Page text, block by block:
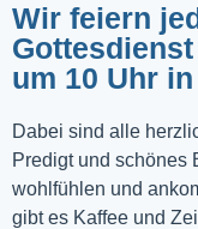
Wir feiern
Gottesdienst
um 10 Uhr
Dabei sind alle
Predigt und schönes
wohlfühlen und
gibt es Kaffee und